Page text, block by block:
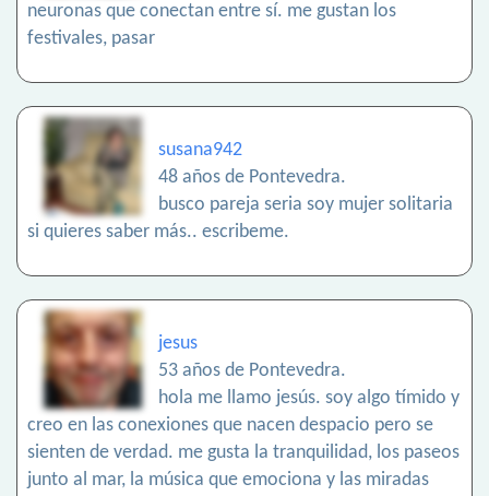
neuronas que conectan entre sí. me gustan los
festivales, pasar
susana942
48 años de Pontevedra.
busco pareja seria soy mujer solitaria
si quieres saber más.. escribeme.
jesus
53 años de Pontevedra.
hola me llamo jesús. soy algo tímido y
creo en las conexiones que nacen despacio pero se
sienten de verdad. me gusta la tranquilidad, los paseos
junto al mar, la música que emociona y las miradas